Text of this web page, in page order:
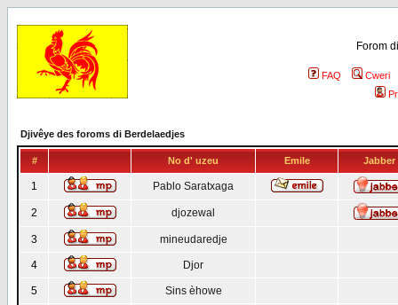
Forom
FAQ
Cweri
Djivêye des foroms di Berdelaedjes
# No d' uzeu Emile Jabber
1 Pablo Saratxaga
2 djozewal
3 mineudaredje
4 Djor
5 Sins èhowe